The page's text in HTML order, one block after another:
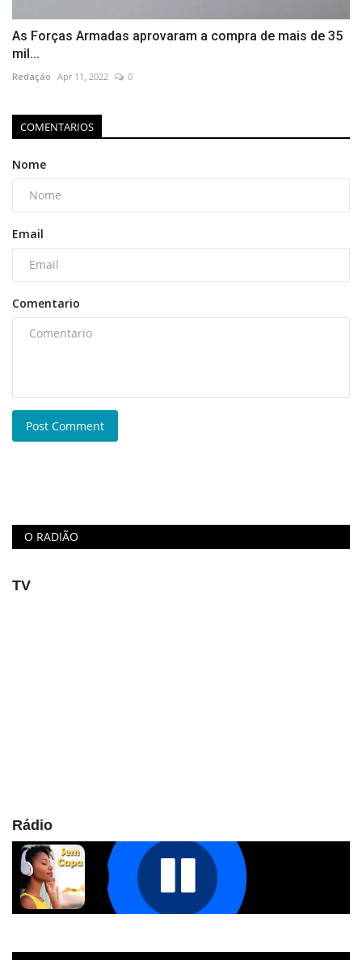
As Forças Armadas aprovaram a compra de mais de 35
mil...
Redação Apr 11, 2022 0
COMENTARIOS
Nome
Email
Comentario
Post Comment
O RADIÃO
TV
Rádio